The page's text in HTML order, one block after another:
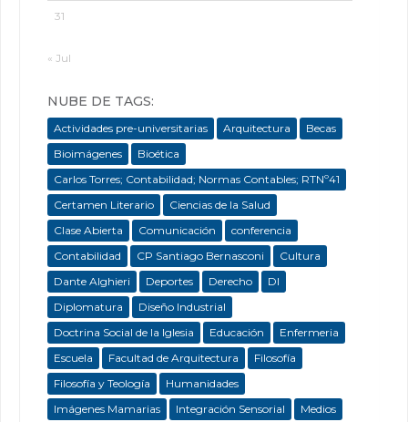
31
« Jul
NUBE DE TAGS:
Actividades pre-universitarias Arquitectura
Becas
Bioimágenes
Bioética
Carlos Torres; Contabilidad; Normas Contables; RTNº41
Certamen Literario
Ciencias de la Salud
Clase Abierta
Comunicación
conferencia
Contabilidad
CP Santiago Bernasconi
Cultura
Dante Alghieri
Deportes Derecho
DI
Diplomatura
Diseño Industrial
Doctrina Social de la Iglesia
Educación
Enfermeria
Escuela
Facultad de Arquitectura
Filosofía
Filosofía y Teología
Humanidades
Imágenes Mamarias
Integración Sensorial
Medios